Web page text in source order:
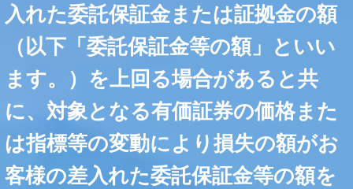
入れた委託保証金または証拠金の額
（以下「委託保証金等の額」といい
ます。）を上回る場合があると共
に、対象となる有価証券の価格また
は指標等の変動により損失の額がお
客様の差入れた委託保証金等の額を